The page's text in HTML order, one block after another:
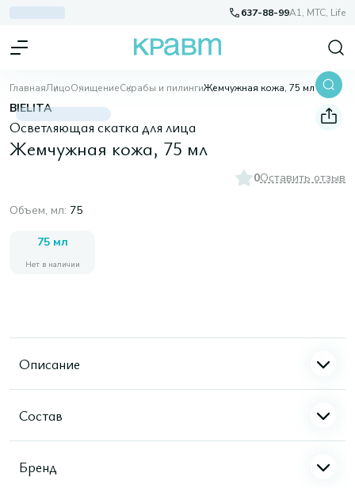
637-88-99A1, МТС, Life
ГлавнаяЛицоОчищениеСкрабы и пилингиЖемчужная кожа, 75 мл
BIELITA
Осветляющая скатка для лица
Жемчужная кожа, 75 мл
0Оставить отзыв
Объем, мл: 75
75 мл
Нет в наличии
Описание
Состав
Бренд